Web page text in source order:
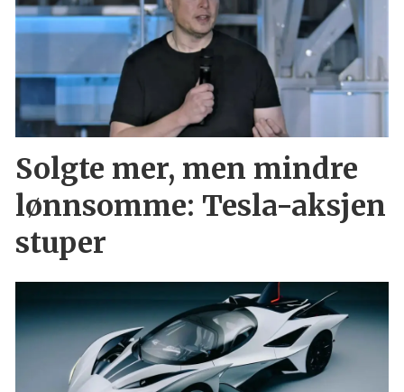
Solgte mer, men mindre
lønnsomme: Tesla-aksjen
stuper